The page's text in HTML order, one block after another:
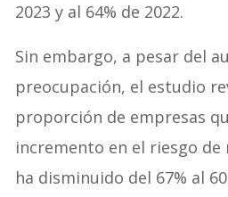
2023 y al 64% de 2022.
Sin embargo, a pesar del
preocupación, el estudio
proporción de empresas
incremento en el riesgo
ha disminuido del 67% al